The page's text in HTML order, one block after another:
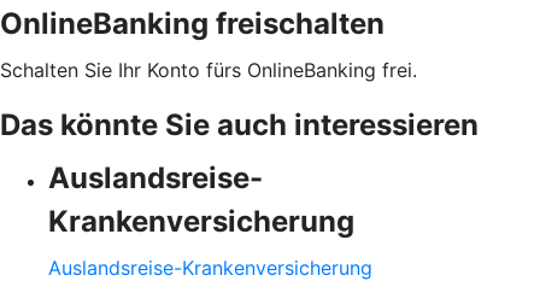
OnlineBanking freischalten
Schalten Sie Ihr Konto fürs OnlineBanking frei.
Das könnte Sie auch interessieren
Auslandsreise-
Krankenversicherung
Auslandsreise-Krankenversicherung